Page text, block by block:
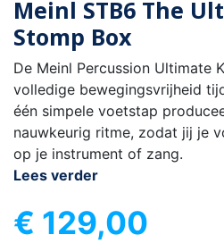
Meinl STB6 The
Stomp Box
De Meinl Percussion Ultimate
volledige bewegingsvrijheid
één simpele voetstap
nauwkeurig ritme, zodat jij je
op je instrument of zang.
Lees verder
€ 129,00